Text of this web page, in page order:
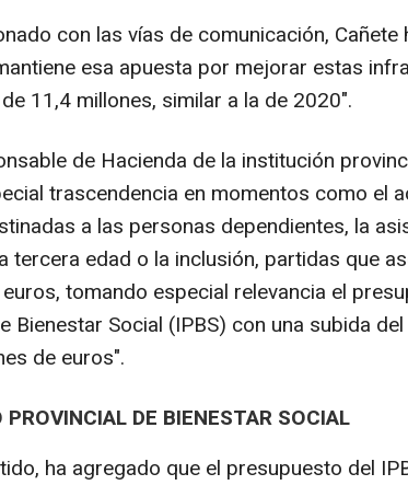
con las vías de comunicación, Cañete
esa apuesta por mejorar estas
11,4 millones, similar a la de 2020".
de Hacienda de la institución
trascendencia en momentos como el
a las personas dependientes, la
tercera edad o la inclusión, partidas que
tomando especial relevancia el
Bienestar Social (IPBS) con una subida
de euros".
DE BIENESTAR SOCIAL
ha agregado que el presupuesto del